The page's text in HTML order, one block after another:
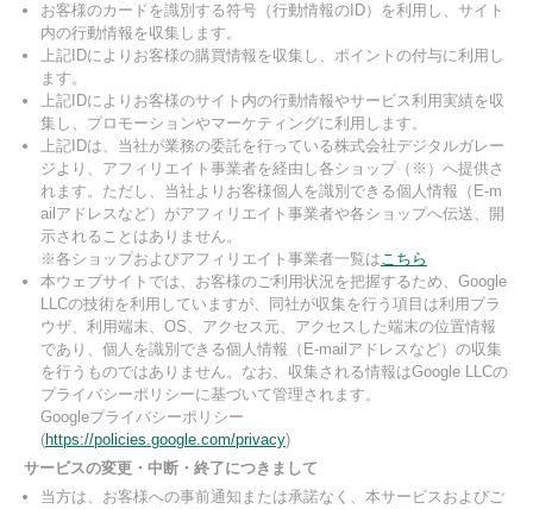
お客様のカードを識別する符号（行動情報のID）を利用し、サイト
内の行動情報を収集します。
上記IDによりお客様の購買情報を収集し、ポイントの付与に利用し
ます。
上記IDによりお客様のサイト内の行動情報やサービス利用実績を収
集し、プロモーションやマーケティングに利用します。
上記IDは、当社が業務の委託を行っている株式会社デジタルガレー
ジより、アフィリエイト事業者を経由し各ショップ（※）へ提供さ
れます。ただし、当社よりお客様個人を識別できる個人情報（E-m
ailアドレスなど）がアフィリエイト事業者や各ショップへ伝送、開
示されることはありません。
※各ショップおよびアフィリエイト事業者一覧はこちら
本ウェブサイトでは、お客様のご利用状況を把握するため、Google
LLCの技術を利用していますが、同社が収集を行う項目は利用ブラ
ウザ、利用端末、OS、アクセス元、アクセスした端末の位置情報
であり、個人を識別できる個人情報（E-mailアドレスなど）の収集
を行うものではありません。なお、収集される情報はGoogle LLCの
プライバシーポリシーに基づいて管理されます。
Googleプライバシーポリシー
(https://policies.google.com/privacy)
サービスの変更・中断・終了につきまして
当方は、お客様への事前通知または承諾なく、本サービスおよびご